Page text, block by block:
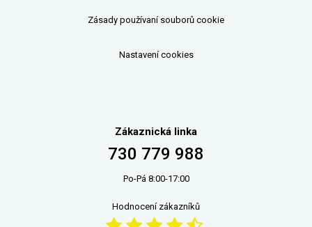
Zásady používaní souborů cookie
Nastavení cookies
Zákaznická linka
730 779 988
Po-Pá 8:00-17:00
Hodnocení zákazníků